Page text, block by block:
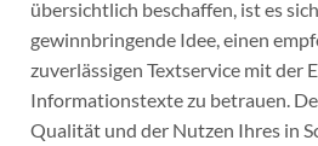
übersichtlich beschaffen, ist es
gewinnbringende Idee, einen
zuverlässigen Textservice mit der
Informationstexte zu betrauen.
Qualität und der Nutzen Ihres in